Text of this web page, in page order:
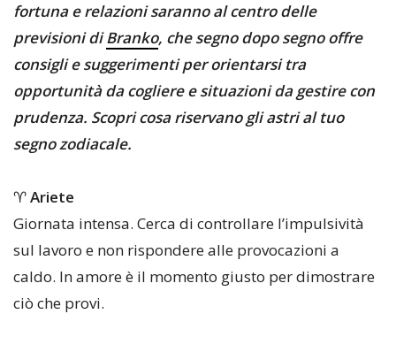
fortuna e relazioni saranno al centro delle
previsioni diBranko, che segno dopo segno offre
consigli e suggerimenti per orientarsi tra
opportunità da cogliere e situazioni da gestire con
prudenza. Scopri cosa riservano gli astri al tuo
segno zodiacale.
♈Ariete
Giornata intensa. Cerca di controllare l’impulsività
sul lavoro e non rispondere alle provocazioni a
caldo. In amore è il momento giusto per dimostrare
ciò che provi.